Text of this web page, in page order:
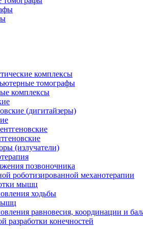
комплексы
томографы
комплексы
(дигитайзеры)
(излучатели)
позвоночника
роботизированной механотерапии
мышц
ходьбы
равновесия, координации и
разработки конечностей